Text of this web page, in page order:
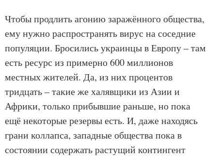
Чтобы продлить агонию заражённого общества,
ему нужно распространять вирус на соседние
популяции. Бросились украинцы в Европу – там
есть ресурс из примерно 600 миллионов
местных жителей. Да, из них процентов
тридцать – такие же халявщики из Азии и
Африки, только прибывшие раньше, но пока
ещё некоторые резервы есть. И, даже находясь
грани коллапса, западные общества пока в
состоянии содержать растущий контингент